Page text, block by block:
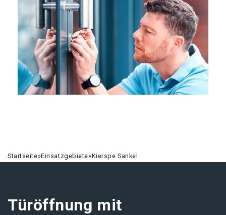
Startseite»Einsatzgebiete»Kierspe Sankel
Türöffnung mit